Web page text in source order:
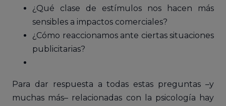
¿Qué clase de estímulos nos hacen más
sensibles a impactos comerciales?
¿Cómo reaccionamos ante ciertas situaciones
publicitarias?
Para dar respuesta a todas estas preguntas –y
muchas más– relacionadas con la psicología hay